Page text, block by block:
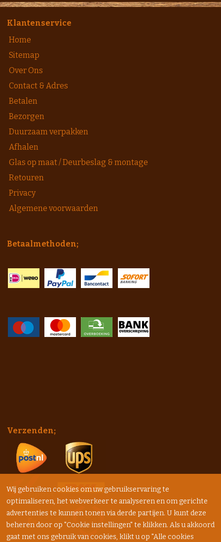
Klantenservice
Home
Sitemap
Over Ons
Contact & Adres
Betalen
Bezorgen
Duurzaam verpakken
Afhalen
Glas op maat / Deurbeslag & montage
Retouren
Privacy
Algemene voorwaarden
Betaalmethoden;
Verzenden;
Wij gebruiken cookies om uw gebruikservaring te
optimaliseren, het webverkeer te analyseren en om gerichte
advertenties te kunnen tonen via derde partijen. U kunt deze
beheren door op "Cookie instellingen" te klikken. Als u akkoord
gaat met ons gebruik van cookies, klikt u op "Alle cookies